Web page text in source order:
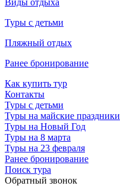
Виды отдыха
Туры с детьми
Пляжный отдых
Ранее бронирование
Как купить тур
Контакты
Туры с детьми
Туры на майские праздники
Туры на Новый Год
Туры на 8 марта
Туры на 23 февраля
Ранее бронирование
Поиск тура
Обратный звонок